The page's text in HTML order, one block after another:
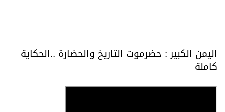
اليمن الكبير : حضرموت التاريخ والحضارة ..الحكاية
كاملة